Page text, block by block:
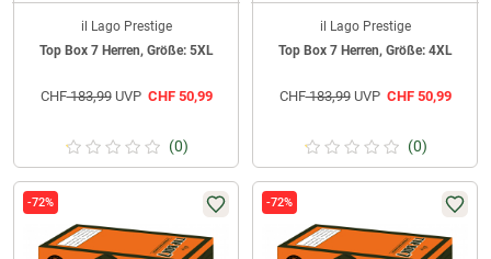
il Lago Prestige
Top Box 7 Herren, Größe: 5XL
CHF183,99UVP CHF50,99
(0)
il Lago Prestige
Top Box 7 Herren, Größe: 4XL
CHF183,99UVP CHF50,99
(0)
-72% -72%